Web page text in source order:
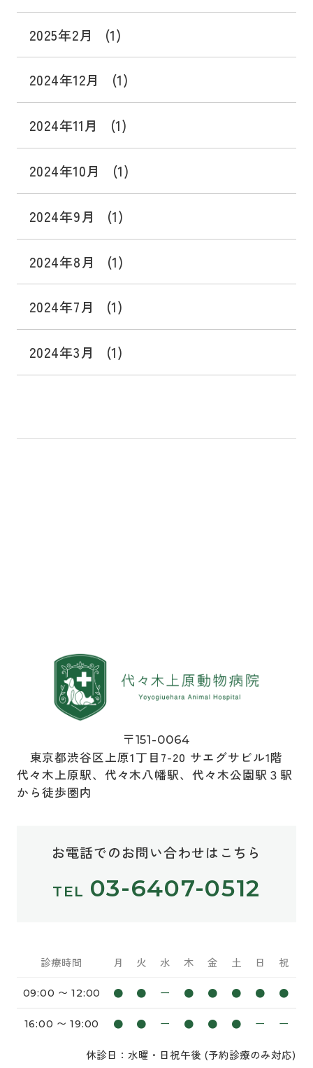
2025年2月 (1)
2024年12月 (1)
2024年11月 (1)
2024年10月 (1)
2024年9月 (1)
2024年8月 (1)
2024年7月 (1)
2024年3月 (1)
〒151-0064
東京都渋谷区上原1丁目7-20 サエグサビル1階
代々木上原駅、代々木八幡駅、代々木公園駅３駅
から徒歩圏内
お電話でのお問い合わせはこちら
03-6407-0512
診療時間 月 火 水 木 金 土 日 祝
09:00 〜 12:00 ● ● ー ● ● ● ● ●
16:00 〜 19:00 ● ● ー ● ● ● ー ー
休診日：水曜・日祝午後 (予約診療のみ対応)